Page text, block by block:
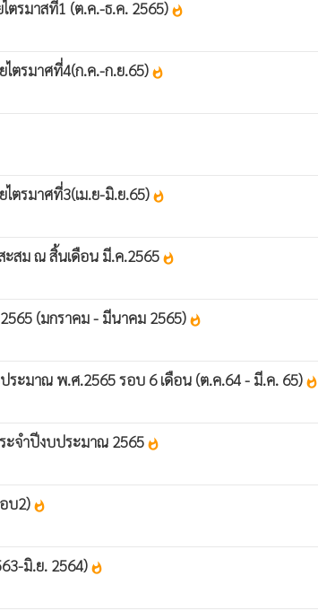
ตรมาสที่1 (ต.ค.-ธ.ค. 2565) whatshot
ไตรมาศที่4(ก.ค.-ก.ย.65) whatshot
ตรมาศที่3(เม.ย-มิ.ย.65) whatshot
ะสม ณ สิ้นเดือน มี.ค.2565 whatshot
(มกราคม - มีนาคม 2565) whatshot
ระมาณ พ.ศ.2565 รอบ 6 เดือน (ต.ค.64 - มี.ค. 65) whatshot
ะจำปีงบประมาณ 2565 whatshot
บ2) whatshot
มิ.ย. 2564) whatshot